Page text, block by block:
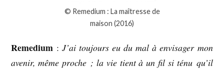
© Remedium : La maîtresse de
maison (2016)
Remedium : J’ai toujours eu du mal à envisager mon
avenir, même proche ; la vie tient à un fil si ténu qu’il